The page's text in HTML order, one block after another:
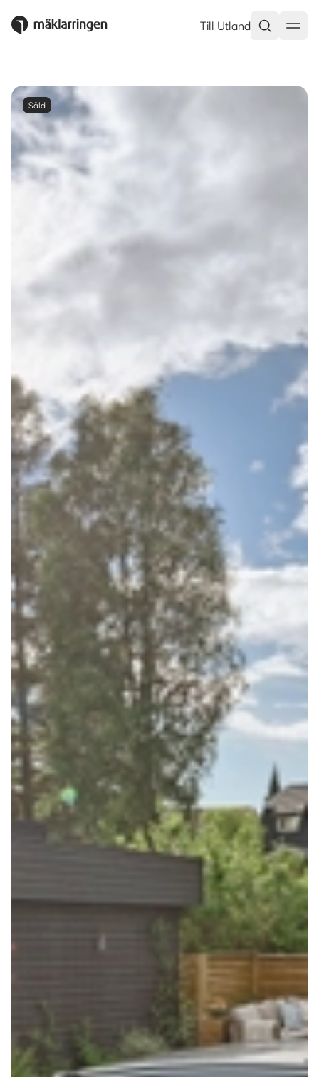
Till Utland
Såld